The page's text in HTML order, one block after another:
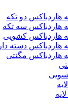
هاردباکس دو تکه
هاردباکس سه تکه
هاردباکس کشویی
هاردباکس دسته دار
هاردباکس مگنتی